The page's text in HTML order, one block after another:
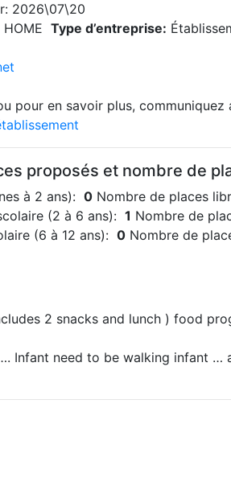
2026\07\20
HOME Type d’entreprise:
pour en savoir plus,
proposés et nombre de
à 2 ans): 0 Nombre de places
(2 à 6 ans): 1 Nombre de
(6 à 12 ans): 0 Nombre de
2 snacks and lunch ) food
Infant need to be walking infant …